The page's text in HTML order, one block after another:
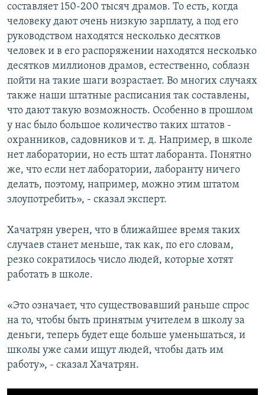
составляет 150-200 тысяч драмов. То есть, когда
человеку дают очень низкую зарплату, а под его
руководством находятся несколько десятков
человек и в его распоряжении находятся несколько
десятков миллионов драмов, естественно, соблазн
пойти на такие шаги возрастает. Во многих случаях
также наши штатные расписания так составлены,
что дают такую возможность. Особенно в прошлом
у нас было большое количество таких штатов -
охранников, садовников и т. д. Например, в школе
нет лаборатории, но есть штат лаборанта. Понятно
же, что если нет лаборатории, лаборанту ничего
делать, поэтому, например, можно этим штатом
злоупотребить», - сказал эксперт.
Хачатрян уверен, что в ближайшее время таких
случаев станет меньше, так как, по его словам,
резко сократилось число людей, которые хотят
работать в школе.
«Это означает, что существовавший раньше спрос
на то, чтобы быть принятым учителем в школу за
деньги, теперь будет еще больше уменьшаться, и
школы уже сами ищут людей, чтобы дать им
работу», - сказал Хачатрян.